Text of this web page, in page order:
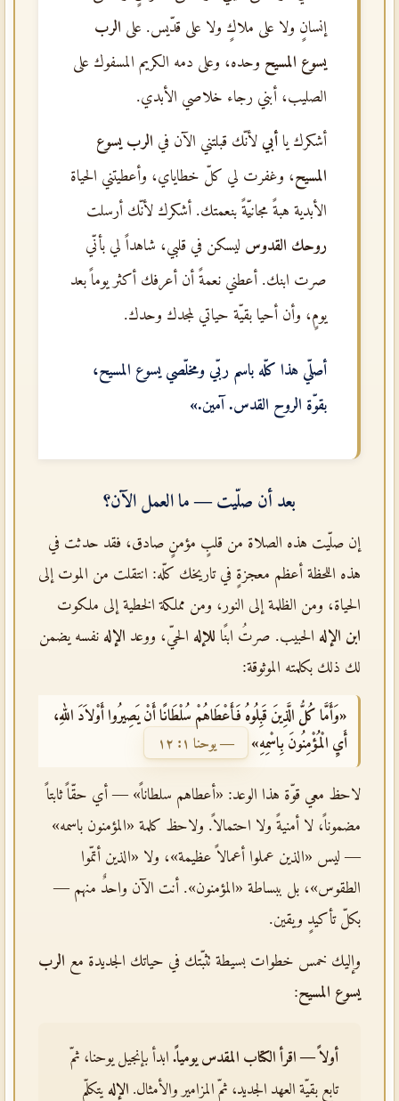
إنسانٍ ولا على ملاكٍ ولا على قدّيس. على الرب
يسوع المسيح وحده، وعلى دمه الكريم المسفوك على
الصليب، أبني رجاء خلاصي الأبدي.
أشكرك يا أبي لأنّك قبلتني الآن في الرب يسوع
المسيح، وغفرت لي كلّ خطاياي، وأعطيتني الحياة
الأبدية هبةً مجانيّةً بنعمتك. أشكرك لأنّك أرسلت
روحك القدوس ليسكن في قلبي، شاهداً لي بأنّي
صرت ابنك. أعطني نعمةً أن أعرفك أكثر يوماً بعد
يومٍ، وأن أحيا بقيّة حياتي لمجدك وحدك.
أصلّي هذا كلّه باسم ربّي ومخلّصي يسوع المسيح،
بقوّة الروح القدس. آمين.»
بعد أن صلّيت — ما العمل الآن؟
إن صلّيت هذه الصلاة من قلبٍ مؤمنٍ صادق، فقد حدثت في
هذه اللحظة أعظم معجزةٍ في تاريخك كلّه: انتقلت من الموت إلى
الحياة، ومن الظلمة إلى النور، ومن مملكة الخطية إلى ملكوت
ابن الإله الحبيب. صرتُ ابنًا للإله الحيّ، ووعد الإله نفسه يضمن
لك ذلك بكلمته الموثوقة:
«وَأَمَّا كُلُّ الَّذِينَ قَبِلُوهُ فَأَعْطَاهُمْ سُلْطَانًا أَنْ يَصِيرُوا أَوْلاَدَ اللهِ،
أَيِ الْمُؤْمِنُونَ بِاسْمِهِ»
— يوحنا ١: ١٢
لاحظ معي قوّة هذا الوعد: «أعطاهم سلطاناً» — أي حقّاً ثابتاً
مضموناً، لا أمنيةً ولا احتمالاً. ولاحظ كلمة «المؤمنون باسمه»
— ليس «الذين عملوا أعمالاً عظيمة»، ولا «الذين أتمّوا
الطقوس»، بل ببساطة «المؤمنون». أنت الآن واحدٌ منهم —
بكلّ تأكيدٍ ويقين.
وإليك خمس خطوات بسيطة تثبّتك في حياتك الجديدة مع الرب
يسوع المسيح:
أولاً — اقرأ الكتاب المقدس يومياً. ابدأ بإنجيل يوحنا، ثمّ
تابع بقيّة العهد الجديد، ثمّ المزامير والأمثال. الإله يتكلّم